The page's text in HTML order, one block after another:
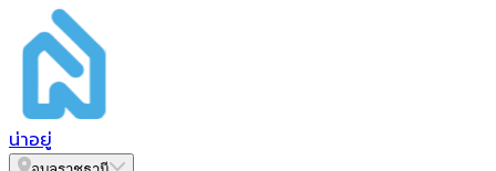
น่าอยู่